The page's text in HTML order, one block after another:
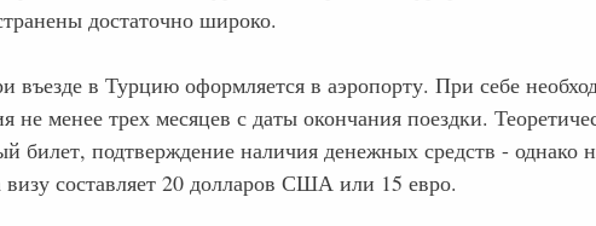
достаточно широко.
въезде в Турцию оформляется в аэропорту. При себе
не менее трех месяцев с даты окончания поездки.
билет, подтверждение наличия денежных средств - однако
визу составляет 20 долларов США или 15 евро.